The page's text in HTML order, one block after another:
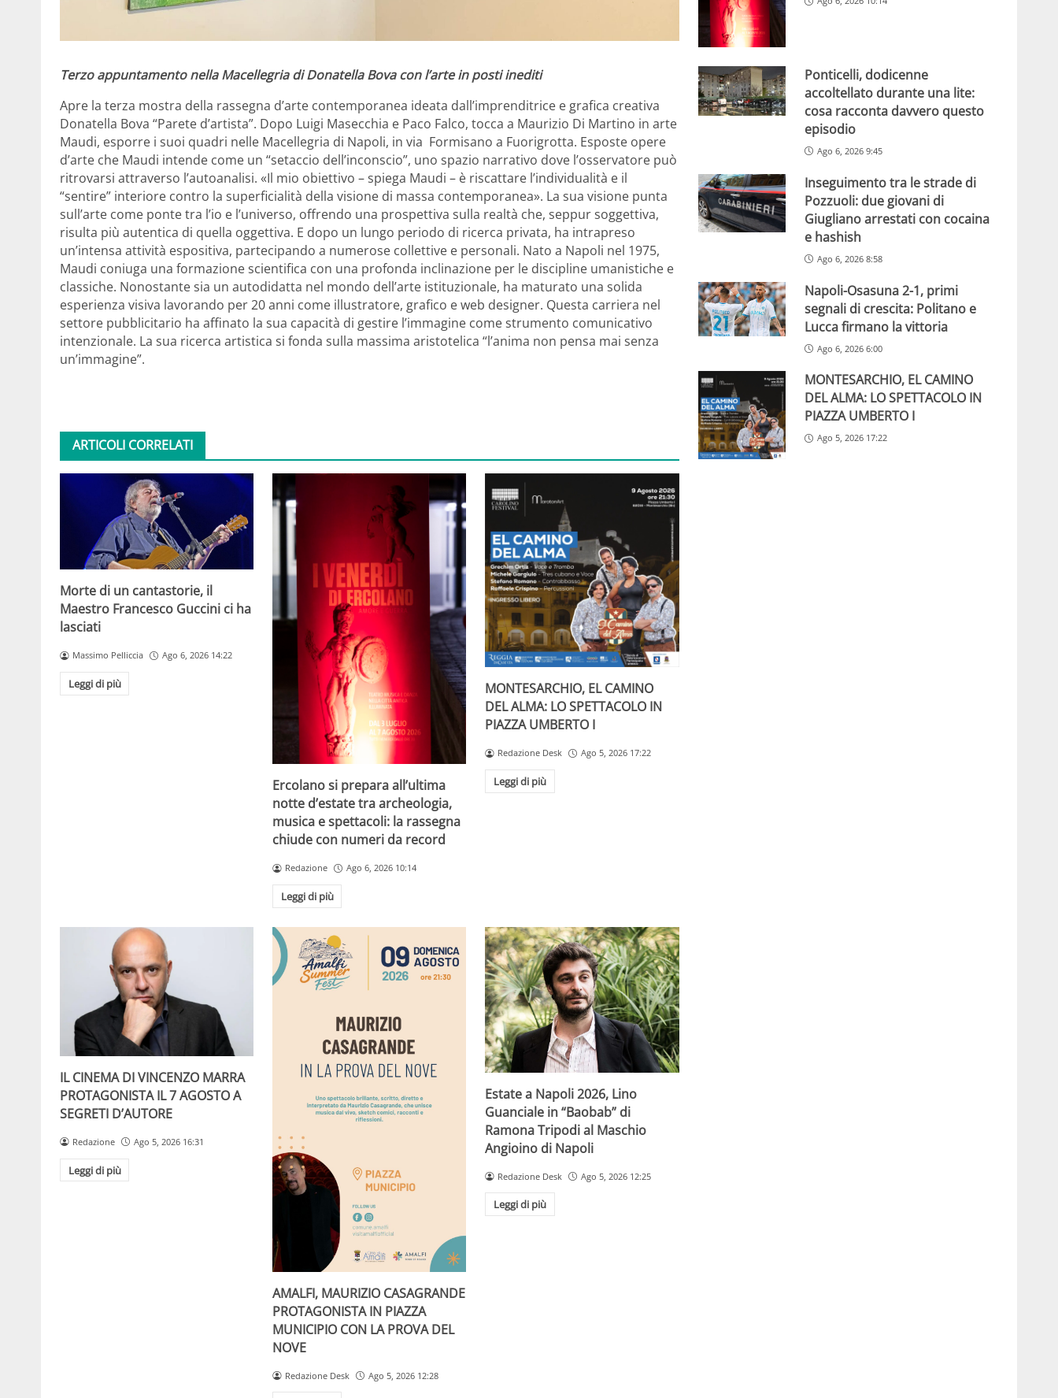
Terzo appuntamento nella Macellegria di Donatella Bova con l’arte in posti inediti
Apre la terza mostra della rassegna d’arte contemporanea ideata dall’imprenditrice e grafica creativa
Donatella Bova “Parete d’artista”. Dopo Luigi Masecchia e Paco Falco, tocca a Maurizio Di Martino in arte
Maudi, esporre i suoi quadri nelle Macellegria di Napoli, in via Formisano a Fuorigrotta. Esposte opere
d’arte che Maudi intende come un “setaccio dell’inconscio”, uno spazio narrativo dove l’osservatore può
ritrovarsi attraverso l’autoanalisi. «Il mio obiettivo – spiega Maudi – è riscattare l’individualità e il
“sentire” interiore contro la superficialità della visione di massa contemporanea». La sua visione punta
sull’arte come ponte tra l’io e l’universo, offrendo una prospettiva sulla realtà che, seppur soggettiva,
risulta più autentica di quella oggettiva. E dopo un lungo periodo di ricerca privata, ha intrapreso
un’intensa attività espositiva, partecipando a numerose collettive e personali. Nato a Napoli nel 1975,
Maudi coniuga una formazione scientifica con una profonda inclinazione per le discipline umanistiche e
classiche. Nonostante sia un autodidatta nel mondo dell’arte istituzionale, ha maturato una solida
esperienza visiva lavorando per 20 anni come illustratore, grafico e web designer. Questa carriera nel
settore pubblicitario ha affinato la sua capacità di gestire l’immagine come strumento comunicativo
intenzionale. La sua ricerca artistica si fonda sulla massima aristotelica “l’anima non pensa mai senza
un’immagine”.
ARTICOLI CORRELATI
Morte di un cantastorie, il
Maestro Francesco Guccini ci ha
lasciati
Massimo Pelliccia Ago 6, 2026 14:22
Leggi di più
Ercolano si prepara all’ultima
notte d’estate tra archeologia,
musica e spettacoli: la rassegna
chiude con numeri da record
Redazione Ago 6, 2026 10:14
Leggi di più
MONTESARCHIO, EL CAMINO
DEL ALMA: LO SPETTACOLO IN
PIAZZA UMBERTO I
Redazione Desk Ago 5, 2026 17:22
Leggi di più
IL CINEMA DI VINCENZO MARRA
PROTAGONISTA IL 7 AGOSTO A
SEGRETI D’AUTORE
Redazione Ago 5, 2026 16:31
Leggi di più
AMALFI, MAURIZIO CASAGRANDE
PROTAGONISTA IN PIAZZA
MUNICIPIO CON LA PROVA DEL
NOVE
Redazione Desk Ago 5, 2026 12:28
Estate a Napoli 2026, Lino
Guanciale in “Baobab” di
Ramona Tripodi al Maschio
Angioino di Napoli
Redazione Desk Ago 5, 2026 12:25
Leggi di più
Ponticelli, dodicenne
accoltellato durante una lite:
cosa racconta davvero questo
episodio
Ago 6, 2026 9:45
Inseguimento tra le strade di
Pozzuoli: due giovani di
Giugliano arrestati con cocaina
e hashish
Ago 6, 2026 8:58
Napoli-Osasuna 2-1, primi
segnali di crescita: Politano e
Lucca firmano la vittoria
Ago 6, 2026 6:00
MONTESARCHIO, EL CAMINO
DEL ALMA: LO SPETTACOLO IN
PIAZZA UMBERTO I
Ago 5, 2026 17:22